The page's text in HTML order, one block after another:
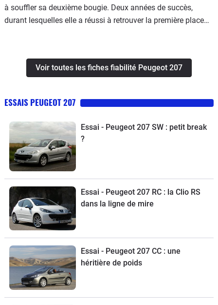
à souffler sa deuxième bougie. Deux années de succès,
durant lesquelles elle a réussi à retrouver la première place
elle séduit une clientèle assez jeune. Sur le marché de
l'occasion, elle occupe d'ores et déjà la deuxième place en
pas complètement rose, avec de petits, mais nombreux
défauts de jeunesse. Revue de détail…
Voir toutes les fiches fiabilité Peugeot 207
ESSAIS PEUGEOT 207
Essai - Peugeot 207 SW : petit break
?
Essai - Peugeot 207 RC : la Clio RS
dans la ligne de mire
Essai - Peugeot 207 CC : une
héritière de poids